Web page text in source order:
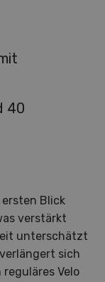
40
Blick
verstärkt
unterschätzt
sich
Velo